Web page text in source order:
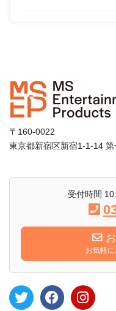
〒160-0022
東京都新宿区新宿1-1-14
受付時間
お気軽